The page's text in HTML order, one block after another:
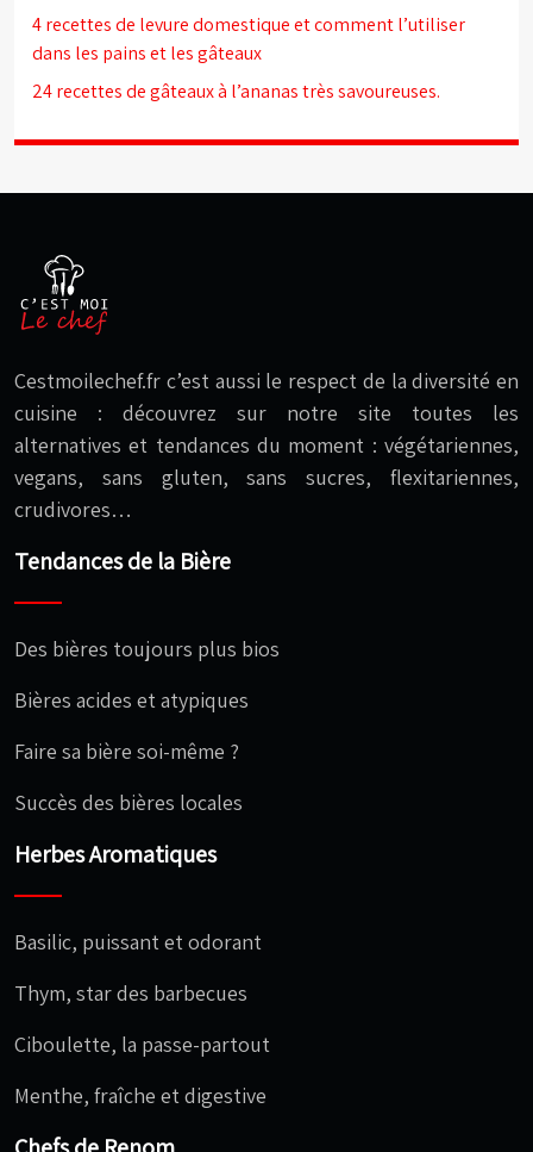
4 recettes de levure domestique et comment l’utiliser
dans les pains et les gâteaux
24 recettes de gâteaux à l’ananas très savoureuses.
Cestmoilechef.fr c’est aussi le respect de la diversité en
cuisine : découvrez sur notre site toutes les
alternatives et tendances du moment : végétariennes,
vegans, sans gluten, sans sucres, flexitariennes,
crudivores…
Tendances de la Bière
Des bières toujours plus bios
Bières acides et atypiques
Faire sa bière soi-même ?
Succès des bières locales
Herbes Aromatiques
Basilic, puissant et odorant
Thym, star des barbecues
Ciboulette, la passe-partout
Menthe, fraîche et digestive